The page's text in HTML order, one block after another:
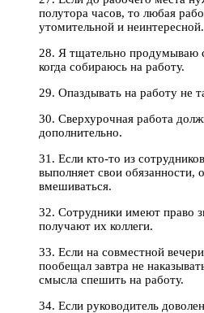
полутора часов, то любая
утомительной и неинтересной.
28. Я тщательно продумываю
когда собираюсь на работу.
29. Опаздывать на работу не
30. Сверхурочная работа
дополнительно.
31. Если кто-то из
выполняет свои обязанности,
вмешиваться.
32. Сотрудники имеют право
получают их коллеги.
33. Если на совместной
пообещал завтра не
смысла спешить на работу.
34. Если руководитель